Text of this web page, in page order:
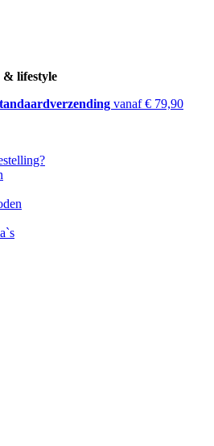
& lifestyle
vanaf € 79,90